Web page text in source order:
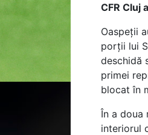
CFR Cluj
Oaspeții
porții lui
deschidă
primei
blocat în
În a doua
interiorul